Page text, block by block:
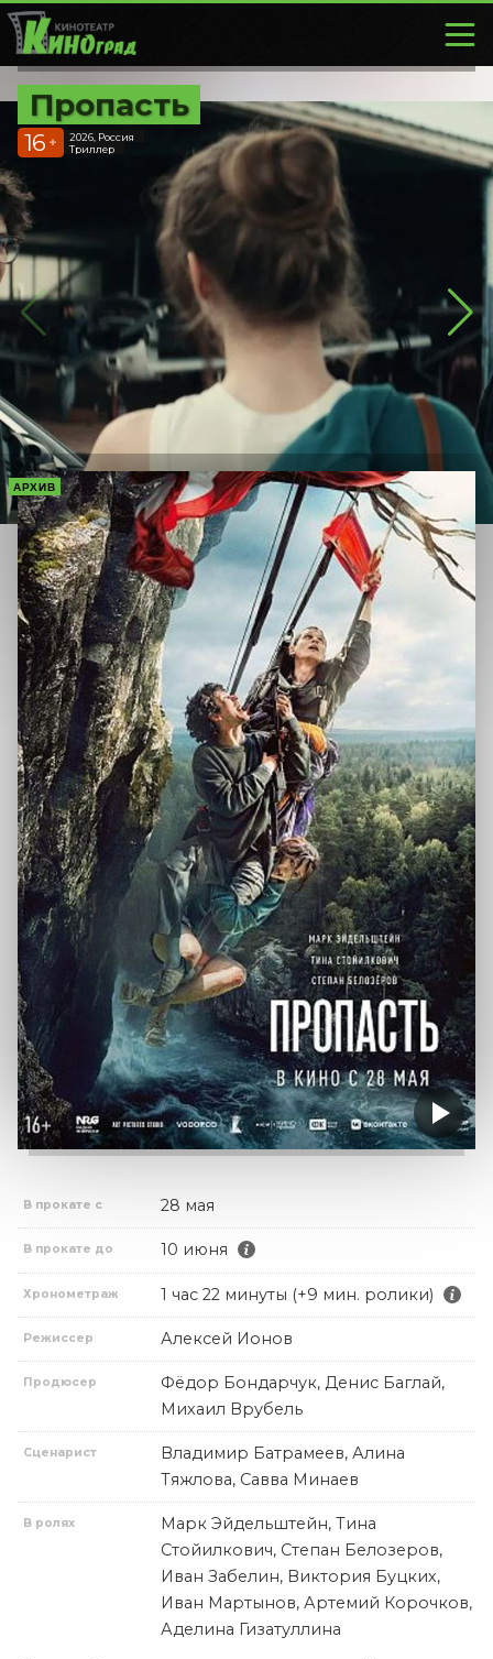
Пропасть
16 +
2026, Россия
Триллер
АРХИВ
В прокате с 28 мая
В прокате до 10 июня
Хронометраж 1 час 22 минуты (+9 мин. ролики)
Режиссер Алексей Ионов
Продюсер
Фёдор Бондарчук, Денис Баглай,
Михаил Врубель
Сценарист
Владимир Батрамеев, Алина
Тяжлова, Савва Минаев
В ролях
Марк Эйдельштейн, Тина
Стойилкович, Степан Белозеров,
Иван Забелин, Виктория Буцких,
Иван Мартынов, Артемий Корочков,
Аделина Гизатуллина